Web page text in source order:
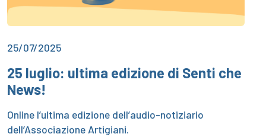
25/07/2025
25 luglio: ultima edizione di Senti che
News!
Online l’ultima edizione dell’audio-notiziario
dell’Associazione Artigiani.